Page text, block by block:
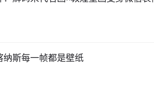
纳斯每一帧都是壁纸